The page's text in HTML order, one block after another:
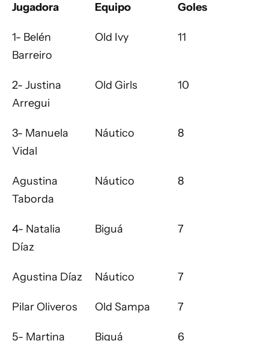
Jugadora Equipo Goles
1- Belén
Barreiro
Old Ivy 11
2- Justina
Arregui
Old Girls 10
3- Manuela
Vidal
Náutico 8
Agustina
Taborda
Náutico 8
4- Natalia
Díaz
Biguá 7
Agustina Díaz Náutico 7
Pilar Oliveros Old Sampa 7
5- Martina
Biguá 6